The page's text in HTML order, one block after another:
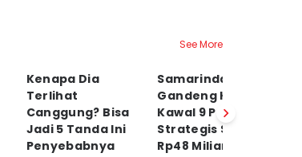
See More
Kenapa Dia
Terlihat
Canggung? Bisa
Jadi 5 Tanda Ini
Penyebabnya
Samarinda
Gandeng Kejari
Kawal 9 Proyek
Strategis Senilai
Rp48 Miliar